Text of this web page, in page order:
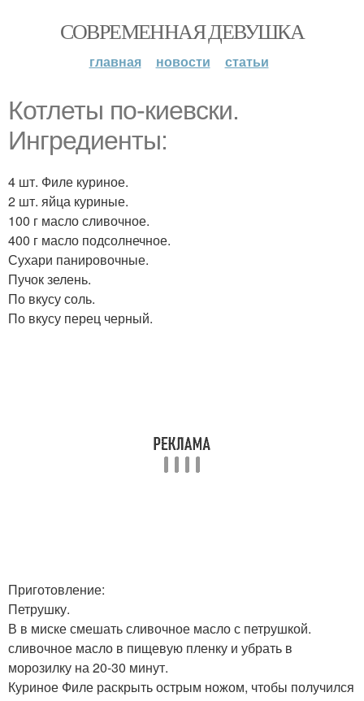
СОВРЕМЕННАЯ ДЕВУШКА
главная новости статьи
Котлеты по-киевски.
Ингредиенты:
4 шт. Филе куриное.
2 шт. яйца куриные.
100 г масло сливочное.
400 г масло подсолнечное.
Сухари панировочные.
Пучок зелень.
По вкусу соль.
По вкусу перец черный.
Приготовление:
Петрушку.
В в миске смешать сливочное масло с петрушкой.
сливочное масло в пищевую пленку и убрать в
морозилку на 20-30 минут.
Куриное Филе раскрыть острым ножом, чтобы получился